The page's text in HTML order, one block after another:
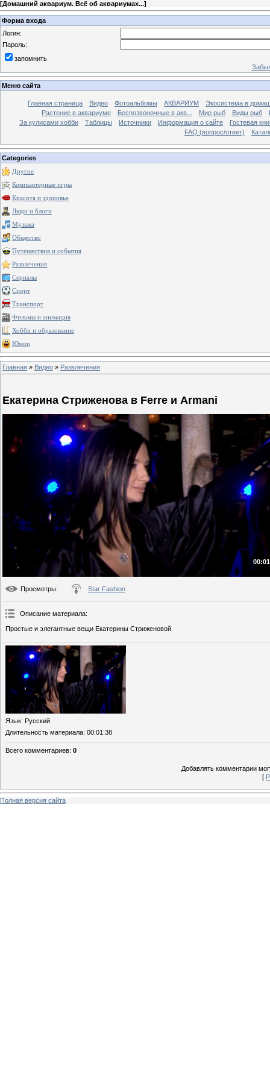
[Домашний аквариум. Всё об аквариумах...]
Форма входа
Логин:
Пароль:
запомнить
Меню сайта
Главная страница Видео Фотоальбомы АКВАРИУМ
Экосистема в
Растение в аквариуме
Беспозвоночные в акв... Мир рыб Виды рыб
За кулисами хобби
Таблицы Источники Информация о сайте
Гостевая
FAQ (вопрос/ответ)
Categories
Другое
Компьютерные игры
Красота и здоровье
Люди и блоги
Музыка
Общество
Путешествия и события
Развлечения
Сериалы
Спорт
Транспорт
Фильмы и анимация
Хобби и образование
Юмор
Главная » Видео » Развлечения
Екатерина Стриженова в Ferre и Armani
Просмотры: Star Fashion
Описание материала:
Простые и элегантные вещи Екатерины Стриженовой.
Язык: Русский
Длительность материала: 00:01:38
Всего комментариев: 0
Добавлять комментарии
[
Полная версия сайта